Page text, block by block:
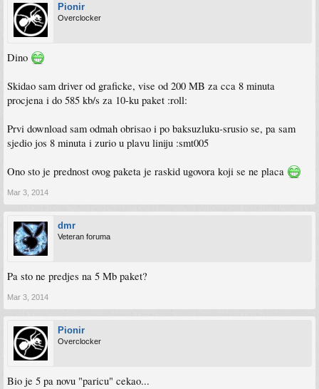
Pionir
Overclocker
Dino
Skidao sam driver od graficke, vise od 200 MB za cca 8 minuta
procjena i do 585 kb/s za 10-ku paket :roll:
Prvi download sam odmah obrisao i po baksuzluku-srusio se, pa sam
sjedio jos 8 minuta i zurio u plavu liniju :smt005
Ono sto je prednost ovog paketa je raskid ugovora koji se ne placa
Mar 3, 2014
dmr
Veteran foruma
Pa sto ne predjes na 5 Mb paket?
Mar 3, 2014
Pionir
Overclocker
Bio je 5 pa novu "paricu" cekao...